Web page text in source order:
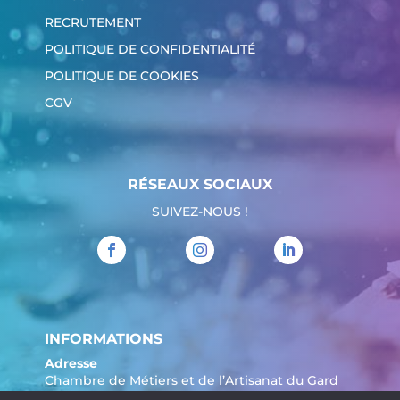
RECRUTEMENT
POLITIQUE DE CONFIDENTIALITÉ
POLITIQUE DE COOKIES
CGV
RÉSEAUX SOCIAUX
SUIVEZ-NOUS !
INFORMATIONS
Adresse
Chambre de Métiers et de l’Artisanat du Gard